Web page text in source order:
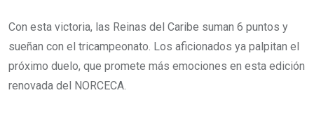
Con esta victoria, las Reinas del Caribe suman 6 puntos y
sueñan con el tricampeonato. Los aficionados ya palpitan el
próximo duelo, que promete más emociones en esta edición
renovada del NORCECA.